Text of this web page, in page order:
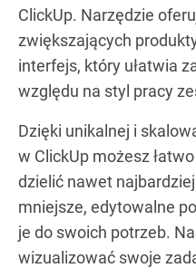
ClickUp. Narzędzie
zwiększających
interfejs, który ułatwia
względu na styl pracy
Dzięki unikalnej i
w ClickUp możesz
dzielić nawet
mniejsze, edytowalne
je do swoich potrzeb.
wizualizować swoje